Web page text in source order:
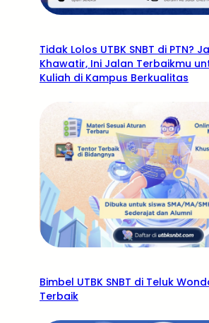
Tidak Lolos UTBK SNBT di PTN?
Khawatir, Ini Jalan Terbaikmu
Kuliah di Kampus Berkualitas
Bimbel UTBK SNBT di Teluk
Terbaik